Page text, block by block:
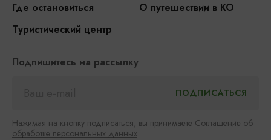
Где остановиться
О путешествии в КО
Туристический центр
Подпишитесь на рассылку
Нажимая на кнопку подписаться, вы принимаете Соглашение об
обработке персональных данных